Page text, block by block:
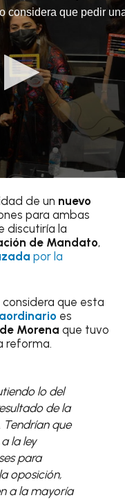
de un nuevo
para ambas
discutiría la
de Mandato,
por la
considera que esta
es
Morena que tuvo
reforma.
lo del
de la
que
la ley
para
oposición,
a la mayoría